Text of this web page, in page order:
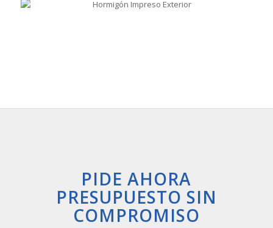
PIDE AHORA
PRESUPUESTO SIN
COMPROMISO